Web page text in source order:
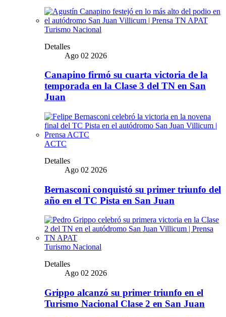
Turismo Nacional
Detalles
Ago 02 2026
Canapino firmó su cuarta victoria de la
temporada en la Clase 3 del TN en San
Juan
ACTC
Detalles
Ago 02 2026
Bernasconi conquistó su primer triunfo del
año en el TC Pista en San Juan
Turismo Nacional
Detalles
Ago 02 2026
Grippo alcanzó su primer triunfo en el
Turismo Nacional Clase 2 en San Juan